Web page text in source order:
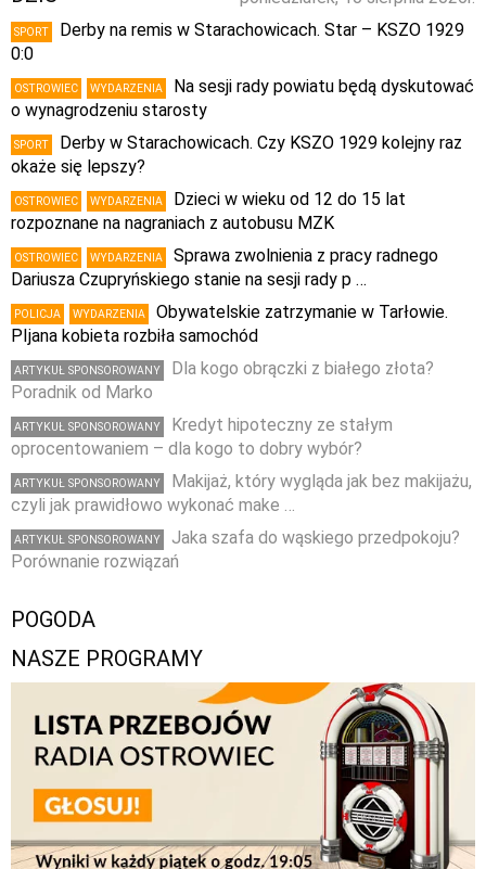
SPORT
Derby na remis w Starachowicach. Star – KSZO 1929
0:0
OSTROWIEC WYDARZENIA
Na sesji rady powiatu będą dyskutować
o wynagrodzeniu starosty
SPORT
Derby w Starachowicach. Czy KSZO 1929 kolejny raz
okaże się lepszy?
OSTROWIEC WYDARZENIA
Dzieci w wieku od 12 do 15 lat
rozpoznane na nagraniach z autobusu MZK
OSTROWIEC WYDARZENIA
Sprawa zwolnienia z pracy radnego
Dariusza Czupryńskiego stanie na sesji rady p …
POLICJA WYDARZENIA
Obywatelskie zatrzymanie w Tarłowie.
PIjana kobieta rozbiła samochód
ARTYKUŁ SPONSOROWANY
Dla kogo obrączki z białego złota?
Poradnik od Marko
ARTYKUŁ SPONSOROWANY
Kredyt hipoteczny ze stałym
oprocentowaniem – dla kogo to dobry wybór?
ARTYKUŁ SPONSOROWANY
Makijaż, który wygląda jak bez makijażu,
czyli jak prawidłowo wykonać make …
ARTYKUŁ SPONSOROWANY
Jaka szafa do wąskiego przedpokoju?
Porównanie rozwiązań
POGODA
NASZE PROGRAMY